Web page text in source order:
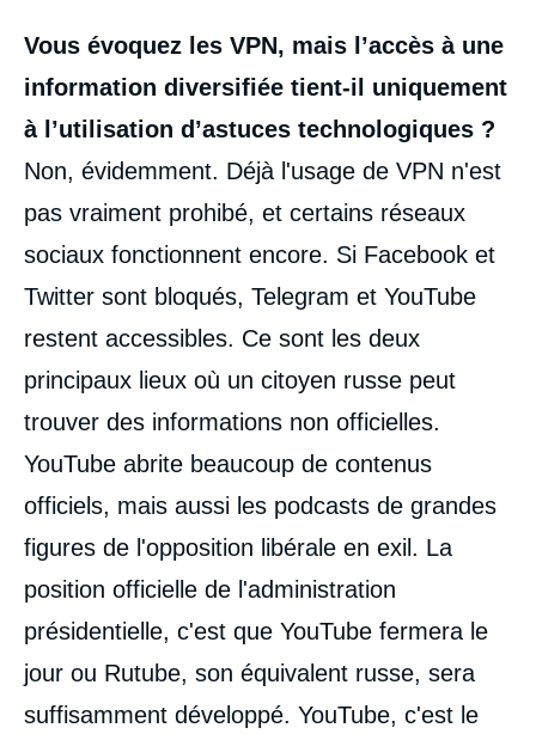
Vous évoquez les VPN, mais l’accès à une
information diversifiée tient-il uniquement
à l’utilisation d’astuces technologiques ?
Non, évidemment. Déjà l'usage de VPN n'est
pas vraiment prohibé, et certains réseaux
sociaux fonctionnent encore. Si Facebook et
Twitter sont bloqués, Telegram et YouTube
restent accessibles. Ce sont les deux
principaux lieux où un citoyen russe peut
trouver des informations non officielles.
YouTube abrite beaucoup de contenus
officiels, mais aussi les podcasts de grandes
figures de l'opposition libérale en exil. La
position officielle de l'administration
présidentielle, c'est que YouTube fermera le
jour ou Rutube, son équivalent russe, sera
suffisamment développé. YouTube, c'est le